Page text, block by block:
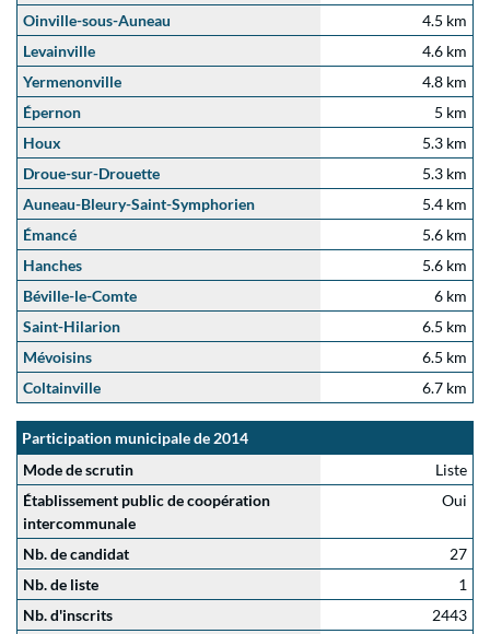
Oinville-sous-Auneau
4.5 km
Levainville
4.6 km
Yermenonville
4.8 km
Épernon
5 km
Houx
5.3 km
Droue-sur-Drouette
5.3 km
Auneau-Bleury-Saint-Symphorien
5.4 km
Émancé
5.6 km
Hanches
5.6 km
Béville-le-Comte
6 km
Saint-Hilarion
6.5 km
Mévoisins
6.5 km
Coltainville
6.7 km
Participation municipale de 2014
Mode de scrutin
Liste
Établissement public de coopération
intercommunale
Oui
Nb. de candidat
27
Nb. de liste
1
Nb. d'inscrits
2443